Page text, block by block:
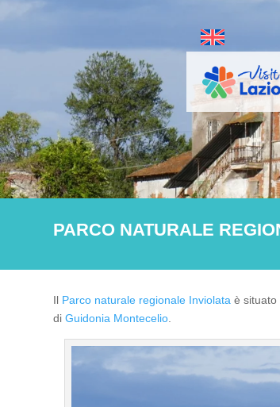
PARCO NATURALE
Il Parco naturale regionale Inviolata è situato
diGuidonia Montecelio